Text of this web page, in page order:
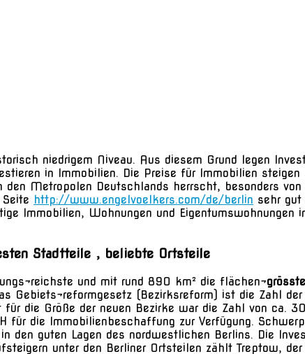
niedrigem Niveau. Aus diesem Grund legen
in Immobilien. Die Preise für Immobilien
Metropolen Deutschlands herrscht, besonders
http://www.engelvoelkers.com/de/berlin sehr gut
Immobilien, Wohnungen und Eigentumswohnungen
Stadtteile , beliebte Ortsteile
und mit rund 890 km² die flächen¬
Gebiets¬reformgesetz (Bezirksreform) ist die Zahl
für die Größe der neuen Bezirke war die Zahl von ca.
für die Immobilienbeschaffung zur Verfügung.
den guten Lagen des nordwestlichen Berlins. Die
unter den Berliner Ortsteilen zählt Treptow,